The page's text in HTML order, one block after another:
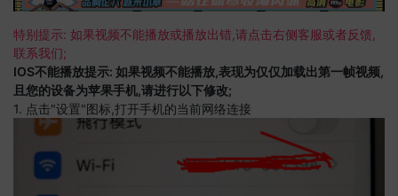
特别提示: 如果视频不能播放或播放出错,请点击右侧客服或者反馈,
联系我们;
IOS不能播放提示: 如果视频不能播放,表现为仅仅加载出第一帧视频,
且您的设备为苹果手机,请进行以下修改;
1. 点击"设置"图标,打开手机的当前网络连接